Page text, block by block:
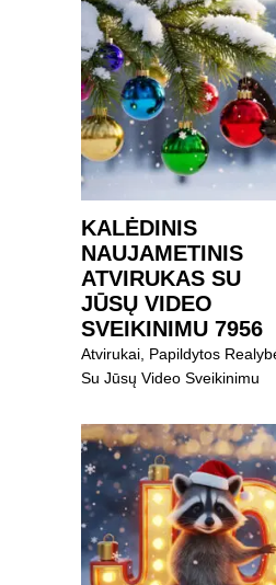
Į KREPŠELĮ
KALĖDINIS
NAUJAMETINIS
ATVIRUKAS SU
JŪSŲ VIDEO
SVEIKINIMU 7956
Atvirukai Papildytos
Su Jūsų Video Sveikinimu